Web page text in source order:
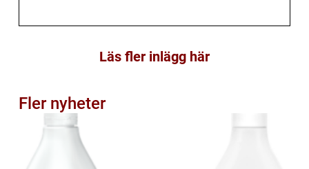
Läs fler inlägg här
Fler nyheter